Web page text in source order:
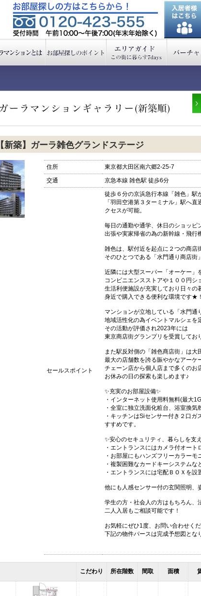
【新築】ガーラ雑色グランドステージ
住所
東京都大田区南六郷2-25-7
交通
京急本線 雑色駅 徒歩6分
セールスポイント
徒歩６分の京浜急行本線「雑色」駅
「羽田空港第３ターミナル」駅へ
クセスが可能。
毎日の通勤や通学、休日のショッピ
出張や実家帰省の為の新幹線・飛行
雑色は、駅付近を起点に２つの商店
そのひとつである「水門通り商店街
近隣には大型スーパー「オーケー」
コンビニエンスストアや１００円シ
生活利便施設が充実しており日々の
身近で購入できる便利な環境です★！
マンションが立地している「水門通
地域活性化の為イベントマルシェを
その活動が評価され2023年には
東京商店街グランプリを受賞してお
また駅反対側の「雑色商店街」は大
最大の店舗数を誇る賑やかなアーケ
チェーン店から個人店まで多くのお
お休みの日の探索も楽しめます♪
✨充実のお部屋設備✨
・インターネット使用料無料(最大
・全室に独立洗面化粧台、浴室換気
・キッチンはSiセンサー付き２口
すすめです。
✨安心のセキュリティ、暮らしを支
・エントランスにはカメラ付オート
・お部屋にもハンズフリーカラーモ
・複製困難なカードキーシステムな
・エントランスには宅配ＢＯＸを設
他にも人感センサー付の玄関照明、
学生の方・社会人の方はもちろん、
二人入居もご相談可能です！
お気軽にぜひ1度、お問い合わせくだ
下記の物件パースは完成予想図とな
こだわり 所在階数 間取 面積